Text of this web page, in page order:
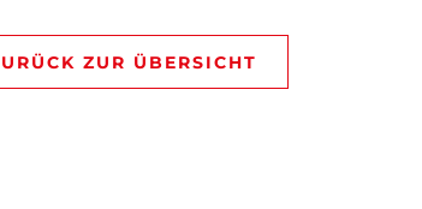
ZUR ÜBERSICHT